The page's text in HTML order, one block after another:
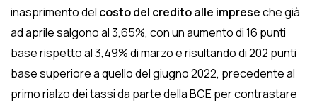
inasprimento del costo del creditoalle impreseche già
ad aprile salgono al 3,65%, con un aumento di 16 punti
base rispetto al 3,49% di marzo e risultando di 202 punti
base superiore a quello del giugno 2022, precedente al
primo rialzo dei tassi da parte della BCE per contrastare